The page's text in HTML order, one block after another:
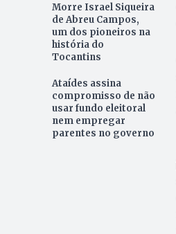
Morre Israel Siqueira
de Abreu Campos,
um dos pioneiros na
história do
Tocantins
Ataídes assina
compromisso de não
usar fundo eleitoral
nem empregar
parentes no governo